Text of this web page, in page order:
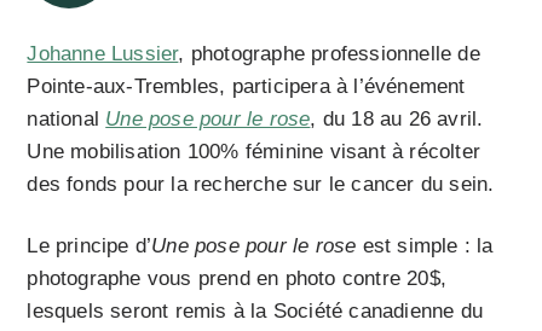
Johanne Lussier, photographe professionnelle de
Pointe-aux-Trembles, participera à l’événement
national Une pose pour le rose, du 18 au 26 avril.
Une mobilisation 100% féminine visant à récolter
des fonds pour la recherche sur le cancer du sein.
Le principe d’Une pose pour le rose est simple : la
photographe vous prend en photo contre 20$,
lesquels seront remis à la Société canadienne du